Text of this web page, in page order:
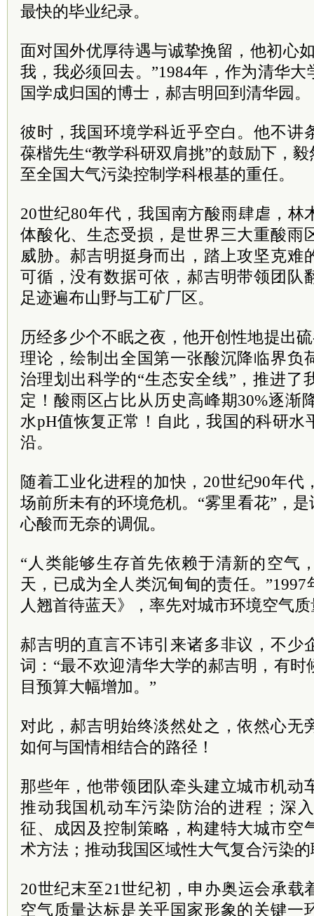
最快的毕业纪录。
面对国外优厚待遇与诚挚挽留，他初心
我，我必须回去。”1984年，作为清华
国学成归国的博士，郝吉明回到清华园。
彼时，我国环境学科近乎空白。他不讲
葆楷先生“教学科研双肩挑”的鼓励下，
至全国大气污染控制学科根基的重任。
20世纪80年代，我国南方酸雨肆虐，林
体酸化、生态受损，是世界三大重酸雨
威胁。郝吉明挺身而出，踏上攻坚克难
可循，没有数据可依，郝吉明带领团队
足迹遍布山野与工矿厂区。
历经多少个不眠之夜，他开创性地提出
理论，绘制出全国第一张酸沉降临界负
治理划出科学的“生态安全线”，推进了
定！酸雨区占比从历史高峰期30%逐渐
水pH值恢复正常！自此，我国的科研水
沿。
随着工业化进程的加快，20世纪90年代
场前所未有的环境危机。“雾里看花”，
心酸而无奈的调侃。
“人类能够生存首先依赖于清新的空气
天，已成为全人类沉甸甸的责任。
人翘首待蓝天》，率先对城市环境空气
郝吉明的直言不讳引来诸多非议，不少
词：“最不欢迎清华大学的郝吉明，有
目预算大幅增加。”
对此，郝吉明始终淡然处之，依然心无
如何与国情相结合的路径！
那些年，他带领团队牵头建立城市机动
推动我国机动车污染防治的进程；深
征、成因及控制策略，构建特大城市空
术方法；推动我国区域性大气复合污染
20世纪末至21世纪初，申办奥运会承载
空气质量达标是关乎国家形象的关键一